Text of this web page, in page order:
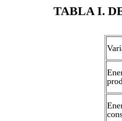
TABLA I.